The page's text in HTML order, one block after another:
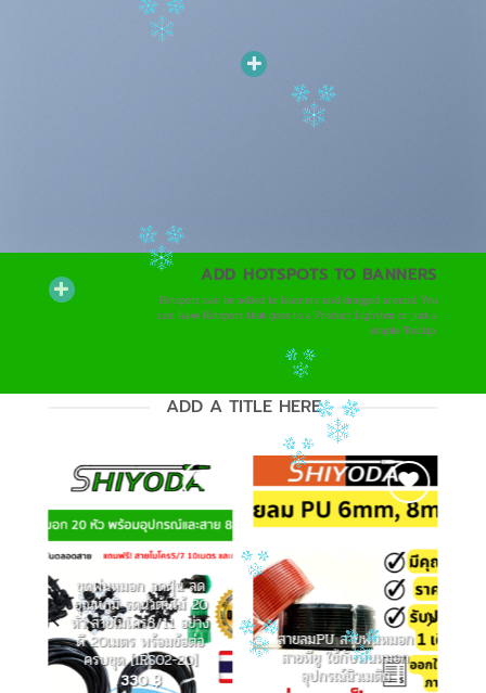
ADD HOTSPOTS TO BANNERS
Hotspots can be added to banners and dragged around. You
can have Hotspots that goes to a Product Lightbox or just a
simple Tooltip.
ADD A TITLE HERE
Add to
Wishlist
ชุดพ่นหมอก ลดฝุ่น ลด
อุณหภูมิ รดน้ำต้นไม้ 20
หัว สายไมโคร8/11 อย่าง
ดี 20เมตร พร้อมข้อต่อ
ครบชุด [IRS02-20]
330฿
Add to
Wishlist
สายลมPU สายพ่นหมอก
สายพียู ใช้กับพ่นหมอก
อุปกรณ์นิวเมติก